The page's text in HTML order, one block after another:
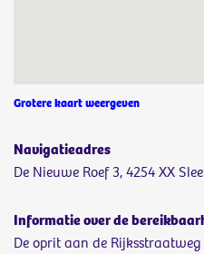
Grotere kaart weergeven
Navigatieadres
De Nieuwe Roef 3, 4254 XX
Informatie over de
De oprit aan de